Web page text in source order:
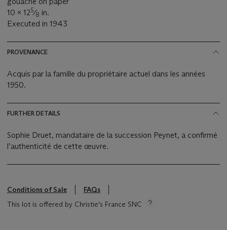
10 x 125⁄8 in.
Executed in 1943
PROVENANCE
Acquis par la famille du propriétaire actuel dans les années
1950.
FURTHER DETAILS
Sophie Druet, mandataire de la succession Peynet, a confirmé
l’authenticité de cette œuvre.
Conditions of Sale
FAQs
This lot is offered by Christie's France SNC